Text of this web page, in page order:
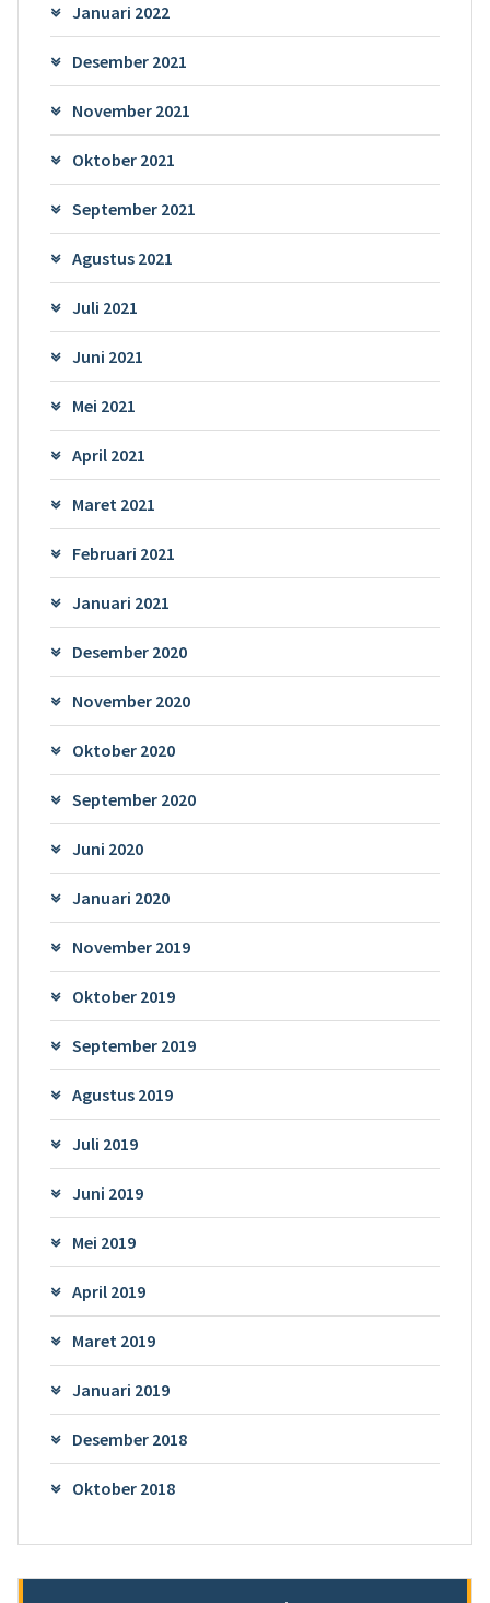
Januari 2022
Desember 2021
November 2021
Oktober 2021
September 2021
Agustus 2021
Juli 2021
Juni 2021
Mei 2021
April 2021
Maret 2021
Februari 2021
Januari 2021
Desember 2020
November 2020
Oktober 2020
September 2020
Juni 2020
Januari 2020
November 2019
Oktober 2019
September 2019
Agustus 2019
Juli 2019
Juni 2019
Mei 2019
April 2019
Maret 2019
Januari 2019
Desember 2018
Oktober 2018